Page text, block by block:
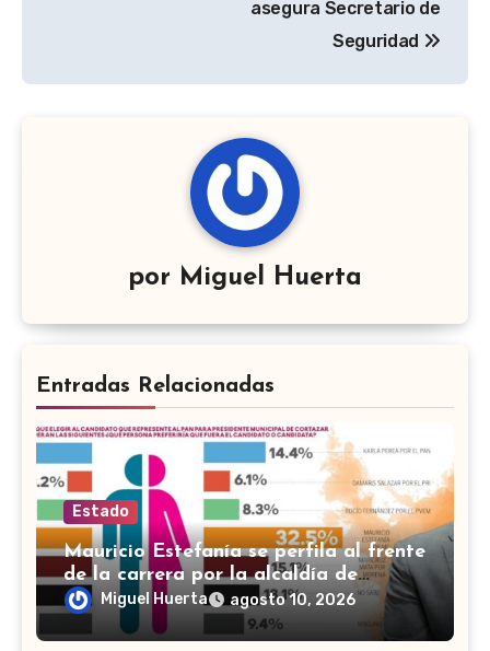
asegura Secretario de
Seguridad
por Miguel Huerta
Entradas Relacionadas
Estado
Mauricio Estefanía se perfila al frente
de la carrera por la alcaldía de
Cortazar
Miguel Huerta agosto 10, 2026